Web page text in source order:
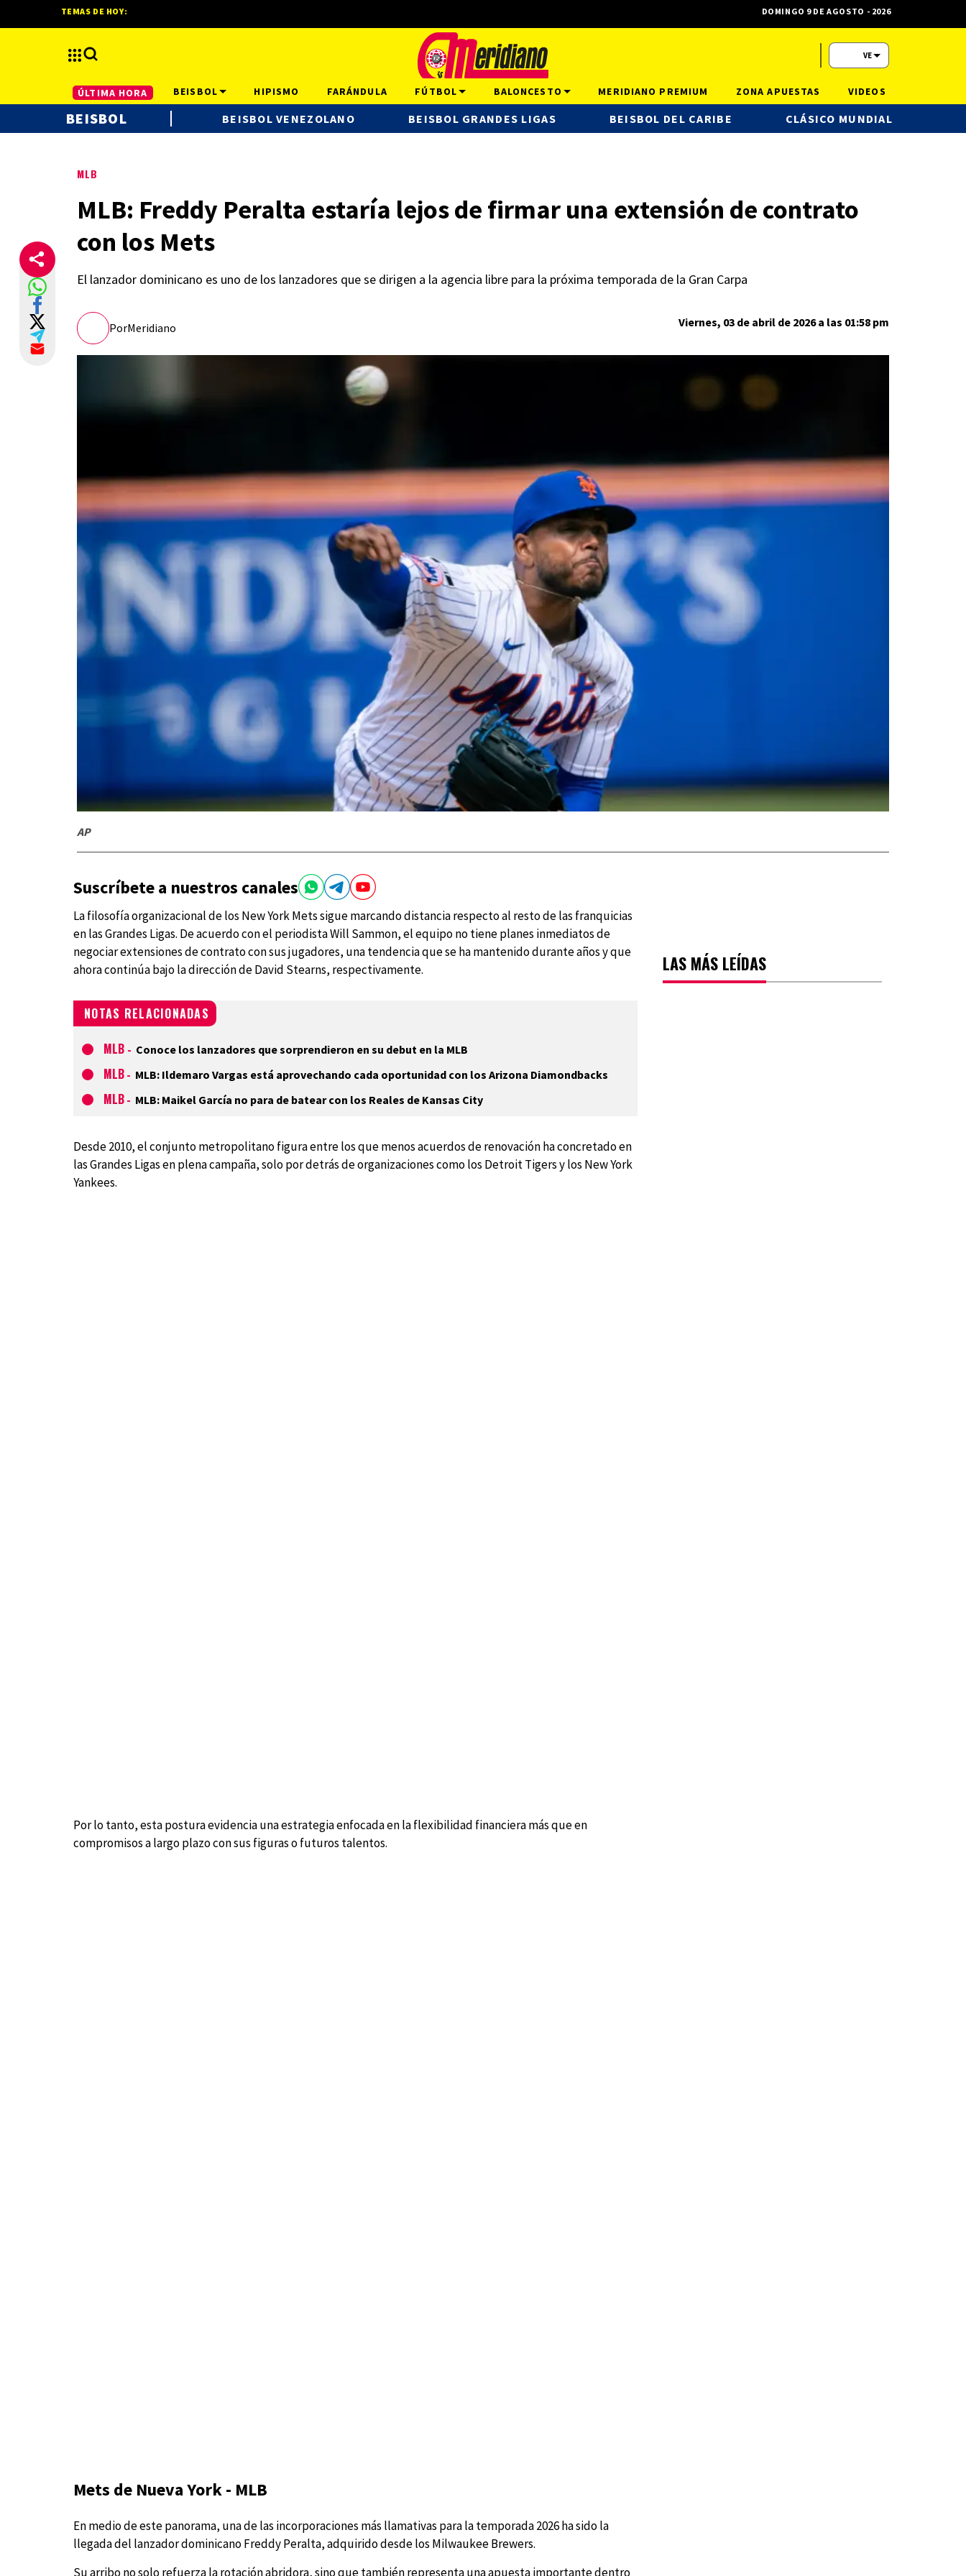
MLB
MLB: Freddy Peralta estaría lejos de firmar una extensión de contrato
con los Mets
El lanzador dominicano es uno de los lanzadores que se dirigen a la agencia libre para la próxima temporada de la Gran Carpa
PorMeridiano Viernes, 03 de abril de 2026 a las 01:58 pm
AP
Suscríbete a nuestros canales
La filosofía organizacional de los New York Mets sigue marcando distancia respecto al resto de las franquicias
en las Grandes Ligas. De acuerdo con el periodista Will Sammon, el equipo no tiene planes inmediatos de
negociar extensiones de contrato con sus jugadores, una tendencia que se ha mantenido durante años y que
ahora continúa bajo la dirección de David Stearns, respectivamente.
NOTAS RELACIONADAS
MLB - Conoce los lanzadores que sorprendieron en su debut en la MLB
MLB - MLB: Ildemaro Vargas está aprovechando cada oportunidad con los Arizona Diamondbacks
MLB - MLB: Maikel García no para de batear con los Reales de Kansas City
Desde 2010, el conjunto metropolitano figura entre los que menos acuerdos de renovación ha concretado en
las Grandes Ligas en plena campaña, solo por detrás de organizaciones como los Detroit Tigers y los New York
Yankees.
Por lo tanto, esta postura evidencia una estrategia enfocada en la flexibilidad financiera más que en
compromisos a largo plazo con sus figuras o futuros talentos.
Mets de Nueva York - MLB
En medio de este panorama, una de las incorporaciones más llamativas para la temporada 2026 ha sido la
llegada del lanzador dominicano Freddy Peralta, adquirido desde los Milwaukee Brewers.
Su arribo no solo refuerza la rotación abridora, sino que también representa una apuesta importante dentro
LAS MÁS LEÍDAS
TEMAS DE HOY: DOMINGO 9 DE AGOSTO - 2026
VE
ÚLTIMA HORA BEISBOL
BEISBOL BEISBOL VENEZOLANO BEISBOL GRANDES LIGAS BEISBOL DEL CARIBE CLÁSICO MUNDIAL
HIPISMO FARÁNDULA FÚTBOL BALONCESTO MERIDIANO PREMIUM ZONA APUESTAS VIDEOS